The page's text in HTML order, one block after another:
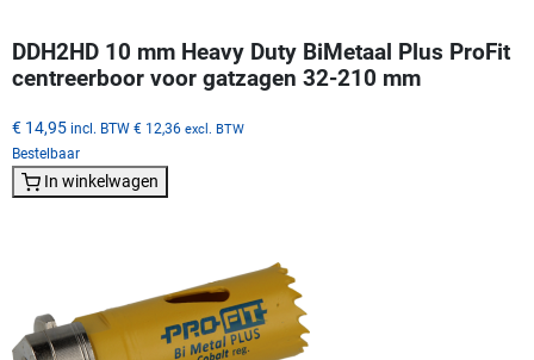
DDH2HD 10 mm Heavy Duty BiMetaal Plus ProFit
centreerboor voor gatzagen 32-210 mm
€ 14,95 incl. BTW € 12,36 excl. BTW
Bestelbaar
In winkelwagen